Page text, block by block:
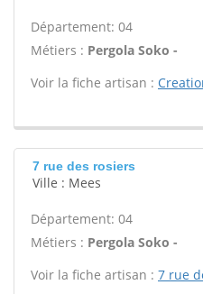
Département: 04
Métiers : Pergola Soko -
Voir la fiche artisan :
7 rue des rosiers
Ville : Mees
Département: 04
Métiers : Pergola Soko -
Voir la fiche artisan : 7 rue